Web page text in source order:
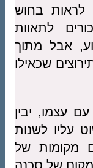
בחוש
לתאוות
אבל מתוך
שכאילו
עצמו, יבין
עליו לשנות
מקומות של